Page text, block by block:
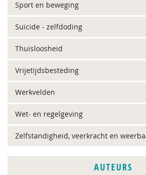
Sport en beweging
Suïcide - zelfdoding
Thuisloosheid
Vrijetijdsbesteding
Werkvelden
Wet- en regelgeving
Zelfstandigheid, veerkracht en
AUTEURS